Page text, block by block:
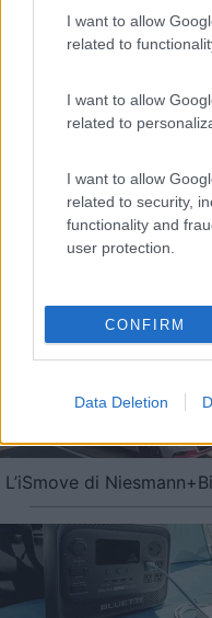
I want to allow
related to
I want to allow
related to
I want to allow
related to security,
functionality and
user protection.
CONFIRM
Data Deletion
Roller Team Kronos 290 M
Spazio e potenza da Barbera
30 gg
L’iSmove di